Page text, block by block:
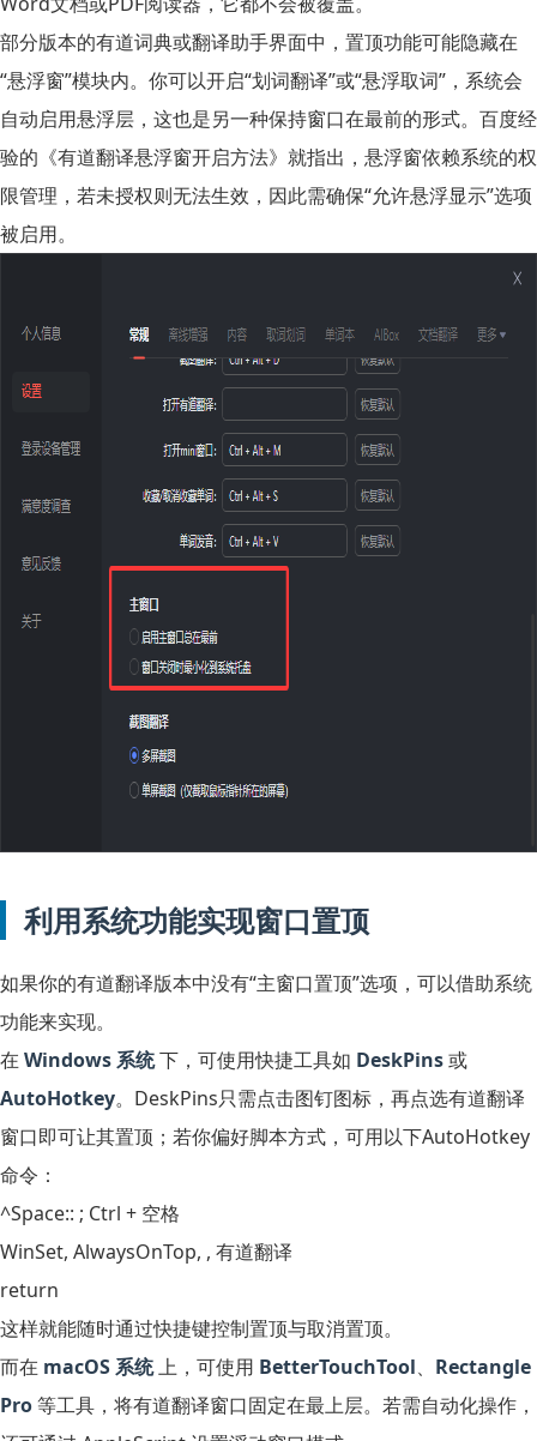
部分版本的有道词典或翻译助手界面中，置顶功能可能隐藏在
“悬浮窗”模块内。你可以开启“划词翻译”或“悬浮取词”，系统会
自动启用悬浮层，这也是另一种保持窗口在最前的形式。百度经
验的《有道翻译悬浮窗开启方法》就指出，悬浮窗依赖系统的权
限管理，若未授权则无法生效，因此需确保“允许悬浮显示”选项
被启用。
利用系统功能实现窗口置顶
如果你的有道翻译版本中没有“主窗口置顶”选项，可以借助系统
功能来实现。
在 Windows 系统下，可使用快捷工具如 DeskPins或
AutoHotkey。DeskPins只需点击图钉图标，再点选有道翻译
窗口即可让其置顶；若你偏好脚本方式，可用以下AutoHotkey
命令：
^Space:: ; Ctrl + 空格
WinSet, AlwaysOnTop, , 有道翻译
这样就能随时通过快捷键控制置顶与取消置顶。
而在 macOS 系统上，可使用 BetterTouchTool、 Rectangle
Pro等工具，将有道翻译窗口固定在最上层。若需自动化操作，